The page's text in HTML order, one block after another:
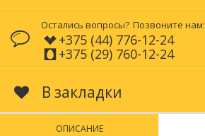
Остались вопросы? Позвоните нам:
+375 (44) 776-12-24
+375 (29) 760-12-24
В закладки
ОПИСАНИЕ